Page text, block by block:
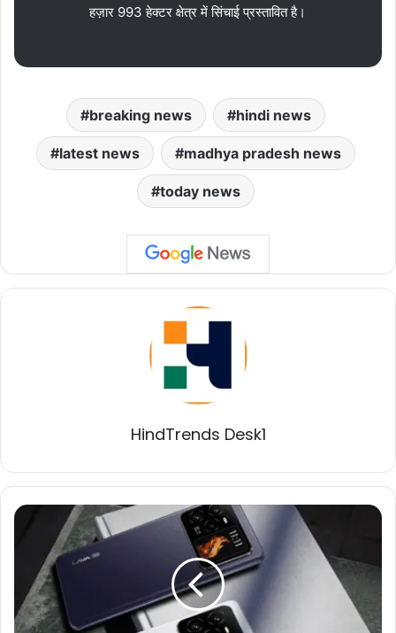
हज़ार 993 हेक्टर क्षेत्र में सिंचाई प्रस्तावित है।
breaking news hindi news
latest news madhya pradesh news
today news
HindTrends Desk1
धमाकेदार
5G
स्मार्टफोन